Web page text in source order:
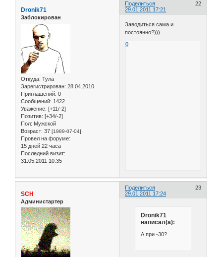
Поделиться
22
29.01.2011 17:21
Dronik71
Заблокирован
Откуда: Тула
Зарегистрирован: 28.04.2010
Приглашений: 0
Сообщений: 1422
Уважение: [+11/-2]
Позитив: [+34/-2]
Пол: Мужской
Возраст: 37 [1989-07-04]
Провел на форуме:
15 дней 22 часа
Последний визит:
31.05.2011 10:35
Заводиться сама и
постоянно?)))
0
Поделиться
23
29.01.2011 17:24
SCH
Администартер
Dronik71
написал(а):
А при -30?